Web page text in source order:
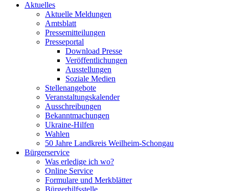
Aktuelles
Aktuelle Meldungen
Amtsblatt
Pressemitteilungen
Presseportal
Download Presse
Veröffentlichungen
Ausstellungen
Soziale Medien
Stellenangebote
Veranstaltungskalender
Ausschreibungen
Bekanntmachungen
Ukraine-Hilfen
Wahlen
50 Jahre Landkreis Weilheim-Schongau
Bürgerservice
Was erledige ich wo?
Online Service
Formulare und Merkblätter